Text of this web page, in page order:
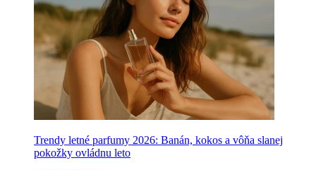
Trendy letné parfumy 2026: Banán, kokos a vôňa slanej
pokožky ovládnu leto